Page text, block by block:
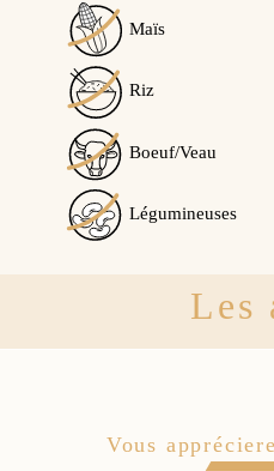
Maïs
Riz
Boeuf/Veau
Légumineuses
Les
Vous